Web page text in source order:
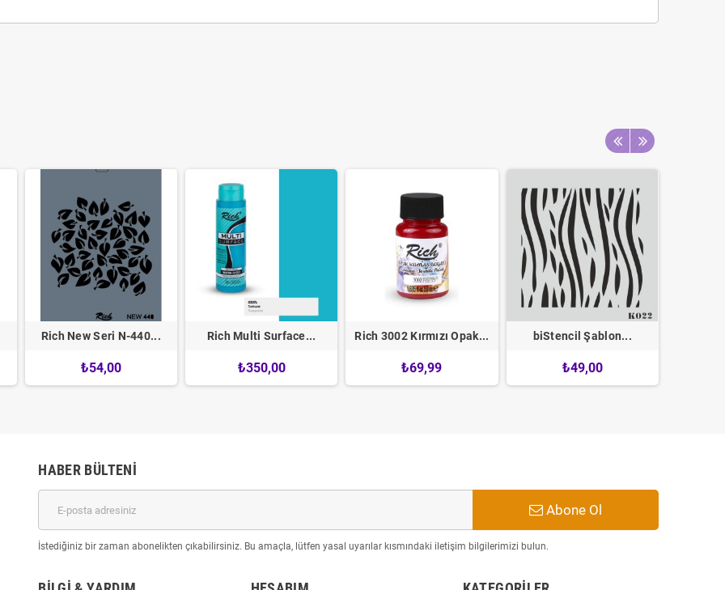
Rich New Seri N-440...
₺54,00
Rich Multi Surface...
₺350,00
Rich 3002 Kırmızı Opak...
₺69,99
biStencil Şablon...
₺49,00
HABER BÜLTENI
Abone Ol
İstediğiniz bir zaman abonelikten çıkabilirsiniz. Bu amaçla, lütfen yasal uyarılar kısmındaki iletişim bilgilerimizi bulun.